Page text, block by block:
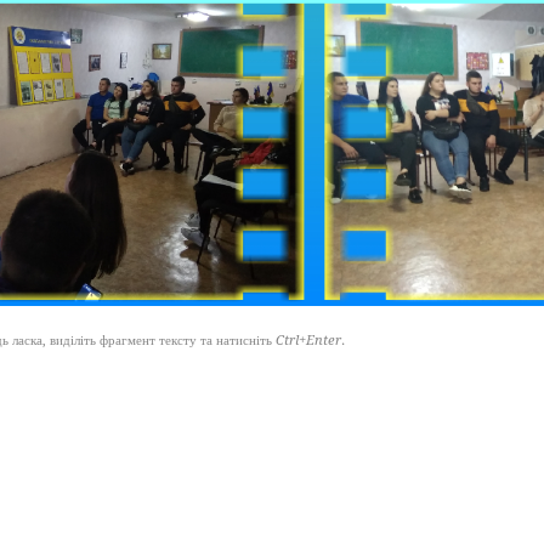
виділіть фрагмент тексту та натисніть Ctrl+Enter.